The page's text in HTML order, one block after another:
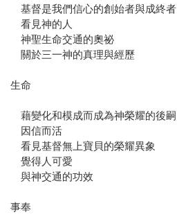
基督是我們信心的創始者與成終者
看見神的人
神聖生命交通的奧祕
關於三一神的真理與經歷
生命
藉變化和模成而成為神榮耀的後嗣
因信而活
看見基督無上寶貝的榮耀異象
覺得人可愛
與神交通的功效
事奉